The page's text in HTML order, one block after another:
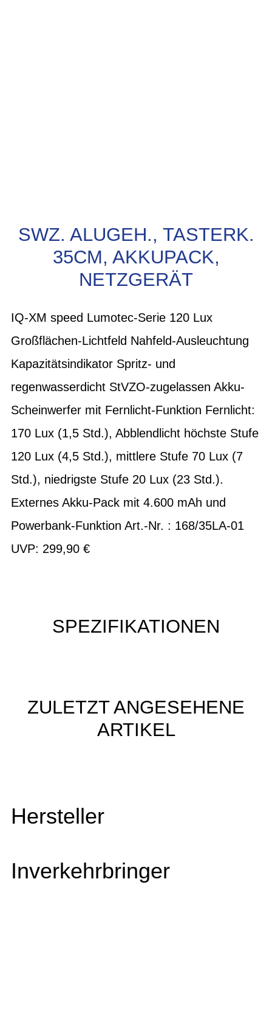
SWZ. ALUGEH., TASTERK.
35CM, AKKUPACK,
NETZGERÄT
IQ-XM speed Lumotec-Serie 120 Lux
Großflächen-Lichtfeld Nahfeld-Ausleuchtung
Kapazitätsindikator Spritz- und
regenwasserdicht StVZO-zugelassen Akku-
Scheinwerfer mit Fernlicht-Funktion Fernlicht:
170 Lux (1,5 Std.), Abblendlicht höchste Stufe
120 Lux (4,5 Std.), mittlere Stufe 70 Lux (7
Std.), niedrigste Stufe 20 Lux (23 Std.).
Externes Akku-Pack mit 4.600 mAh und
Powerbank-Funktion Art.-Nr. : 168/35LA-01
UVP: 299,90 €
SPEZIFIKATIONEN
ZULETZT ANGESEHENE
ARTIKEL
Hersteller
Inverkehrbringer